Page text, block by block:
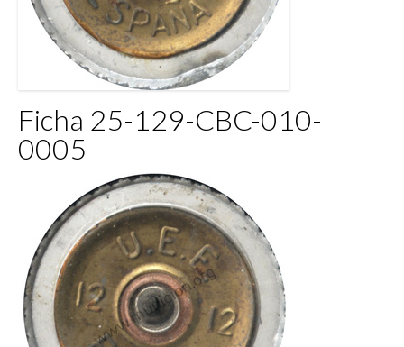
Ficha 25-129-CBC-010-
0005